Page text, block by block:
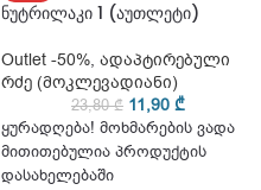
ნუტრილაკი 1 (აუთლეტი)
Outlet -50%, ადაპტირებული
რძე (მოკლევადიანი)
23,80₾ 11,90 ₾
ყურადღება! მოხმარების ვადა
მითითებულია პროდუქტის
დასახელებაში